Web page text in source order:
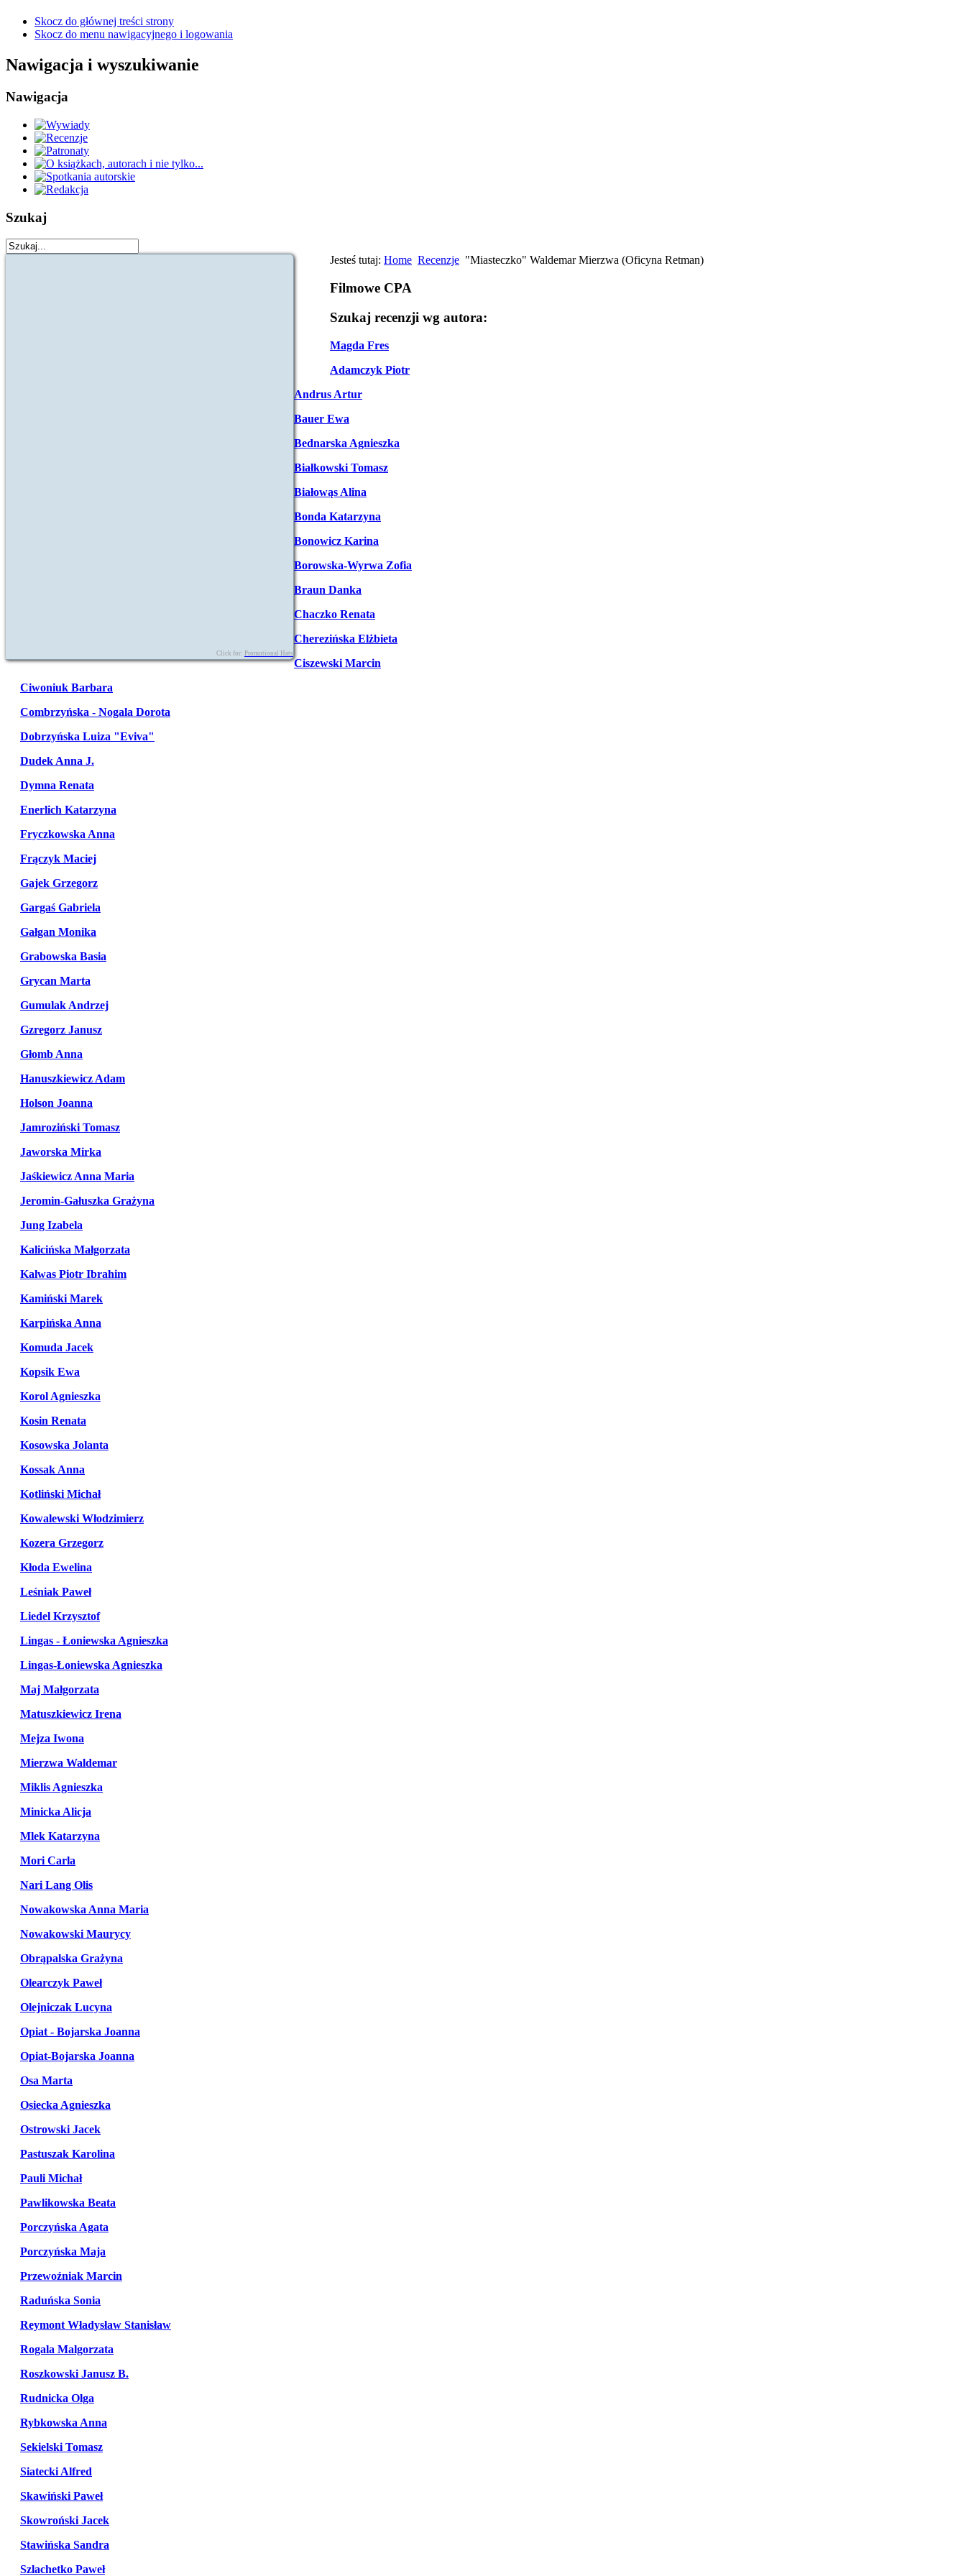
Skocz do głównej treści strony
Skocz do menu nawigacyjnego i logowania
Nawigacja i wyszukiwanie
Nawigacja
Szukaj
Click for: Promotional Hats
Jesteś tutaj: Home Recenzje "Miasteczko" Waldemar Mierzwa (Oficyna Retman)
Filmowe CPA
Szukaj recenzji wg autora:
Magda Fres
Adamczyk Piotr
Andrus Artur
Bauer Ewa
Bednarska Agnieszka
Białkowski Tomasz
Białowąs Alina
Bonda Katarzyna
Bonowicz Karina
Borowska-Wyrwa Zofia
Braun Danka
Chaczko Renata
Cherezińska Elżbieta
Ciszewski Marcin
Ciwoniuk Barbara
Combrzyńska - Nogala Dorota
Dobrzyńska Luiza "Eviva"
Dudek Anna J.
Dymna Renata
Enerlich Katarzyna
Fryczkowska Anna
Frączyk Maciej
Gajek Grzegorz
Gargaś Gabriela
Gałgan Monika
Grabowska Basia
Grycan Marta
Gumulak Andrzej
Gzregorz Janusz
Głomb Anna
Hanuszkiewicz Adam
Holson Joanna
Jamroziński Tomasz
Jaworska Mirka
Jaśkiewicz Anna Maria
Jeromin-Gałuszka Grażyna
Jung Izabela
Kalicińska Małgorzata
Kalwas Piotr Ibrahim
Kamiński Marek
Karpińska Anna
Komuda Jacek
Kopsik Ewa
Korol Agnieszka
Kosin Renata
Kosowska Jolanta
Kossak Anna
Kotliński Michał
Kowalewski Włodzimierz
Kozera Grzegorz
Kłoda Ewelina
Leśniak Paweł
Liedel Krzysztof
Lingas - Łoniewska Agnieszka
Lingas-Łoniewska Agnieszka
Maj Małgorzata
Matuszkiewicz Irena
Mejza Iwona
Mierzwa Waldemar
Miklis Agnieszka
Minicka Alicja
Mlek Katarzyna
Mori Carla
Nari Lang Olis
Nowakowska Anna Maria
Nowakowski Maurycy
Obrąpalska Grażyna
Olearczyk Paweł
Olejniczak Lucyna
Opiat - Bojarska Joanna
Opiat-Bojarska Joanna
Osa Marta
Osiecka Agnieszka
Ostrowski Jacek
Pastuszak Karolina
Pauli Michał
Pawlikowska Beata
Porczyńska Agata
Porczyńska Maja
Przewoźniak Marcin
Raduńska Sonia
Reymont Władysław Stanisław
Rogala Malgorzata
Roszkowski Janusz B.
Rudnicka Olga
Rybkowska Anna
Sekielski Tomasz
Siatecki Alfred
Skawiński Paweł
Skowroński Jacek
Stawińska Sandra
Szlachetko Paweł